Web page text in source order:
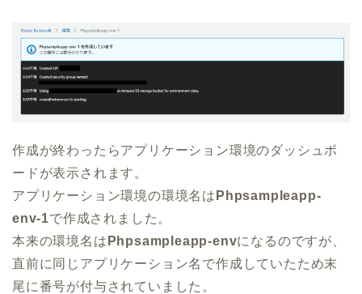
作成が終わったらアプリケーション環境のダッシュボ
ードが表示されます。
アプリケーション環境の環境名は Phpsampleapp-
env-1で作成されました。
本来の環境名は Phpsampleapp-envになるのですが、
直前に同じアプリケーション名で作成していたため末
尾に番号が付与されていました。